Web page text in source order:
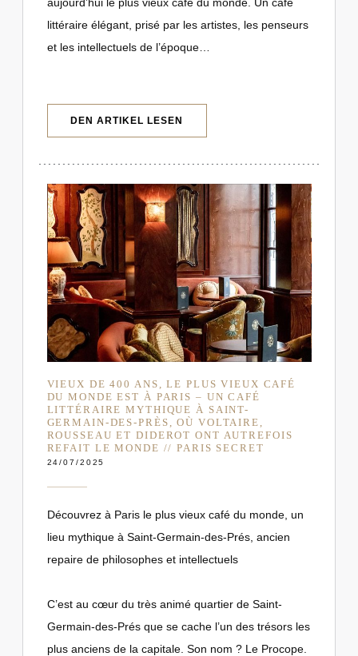
aujourd’hui le plus vieux café du monde. Un café
littéraire élégant, prisé par les artistes, les penseurs
et les intellectuels de l’époque…
DEN ARTIKEL LESEN
VIEUX DE 400 ANS, LE PLUS VIEUX CAFÉ
DU MONDE EST À PARIS – UN CAFÉ
LITTÉRAIRE MYTHIQUE À SAINT-
GERMAIN-DES-PRÈS, OÙ VOLTAIRE,
ROUSSEAU ET DIDEROT ONT AUTREFOIS
REFAIT LE MONDE // PARIS SECRET
24/07/2025
Découvrez à Paris le plus vieux café du monde, un
lieu mythique à Saint-Germain-des-Prés, ancien
repaire de philosophes et intellectuels
C’est au cœur du très animé quartier de Saint-
Germain-des-Prés que se cache l’un des trésors les
plus anciens de la capitale. Son nom ? Le Procope.